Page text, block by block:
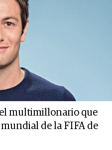
multimillonario que
de la FIFA de